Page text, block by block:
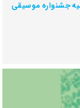
جشنواره موسیقی